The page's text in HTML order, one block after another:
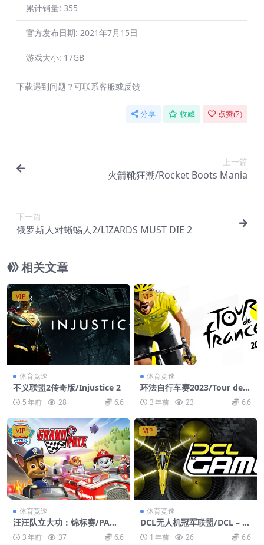
累计销量: 355
官方发布日期: 2021年7月15日
游戏大小: 17GB
下载遇到问题？可联系客服或反馈
分享 收藏 点赞(7)
上一篇
火箭靴狂潮/Rocket Boots Mania
下一篇
俄罗斯人对蜥蜴人2/LIZARDS MUST DIE 2
相关文章
VIP
体育竞速
不义联盟2传奇版/Injustice 2
5 年前 28 6.6
VIP
体育竞速
环法自行车赛2023/Tour de F
rance 2023
3 年前 23 6.6
VIP
体育竞速
汪汪队立大功：锦标赛/PAW
Patrol: Grand Prix
3 年前 37 6.6
VIP
体育竞速
DCL无人机冠军联盟/DCL – T
he Game
1 年前 26 6.6